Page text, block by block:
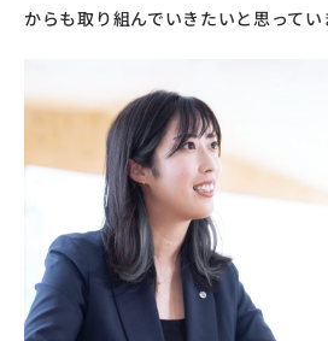
からも取り組んでいきたいと思ってい